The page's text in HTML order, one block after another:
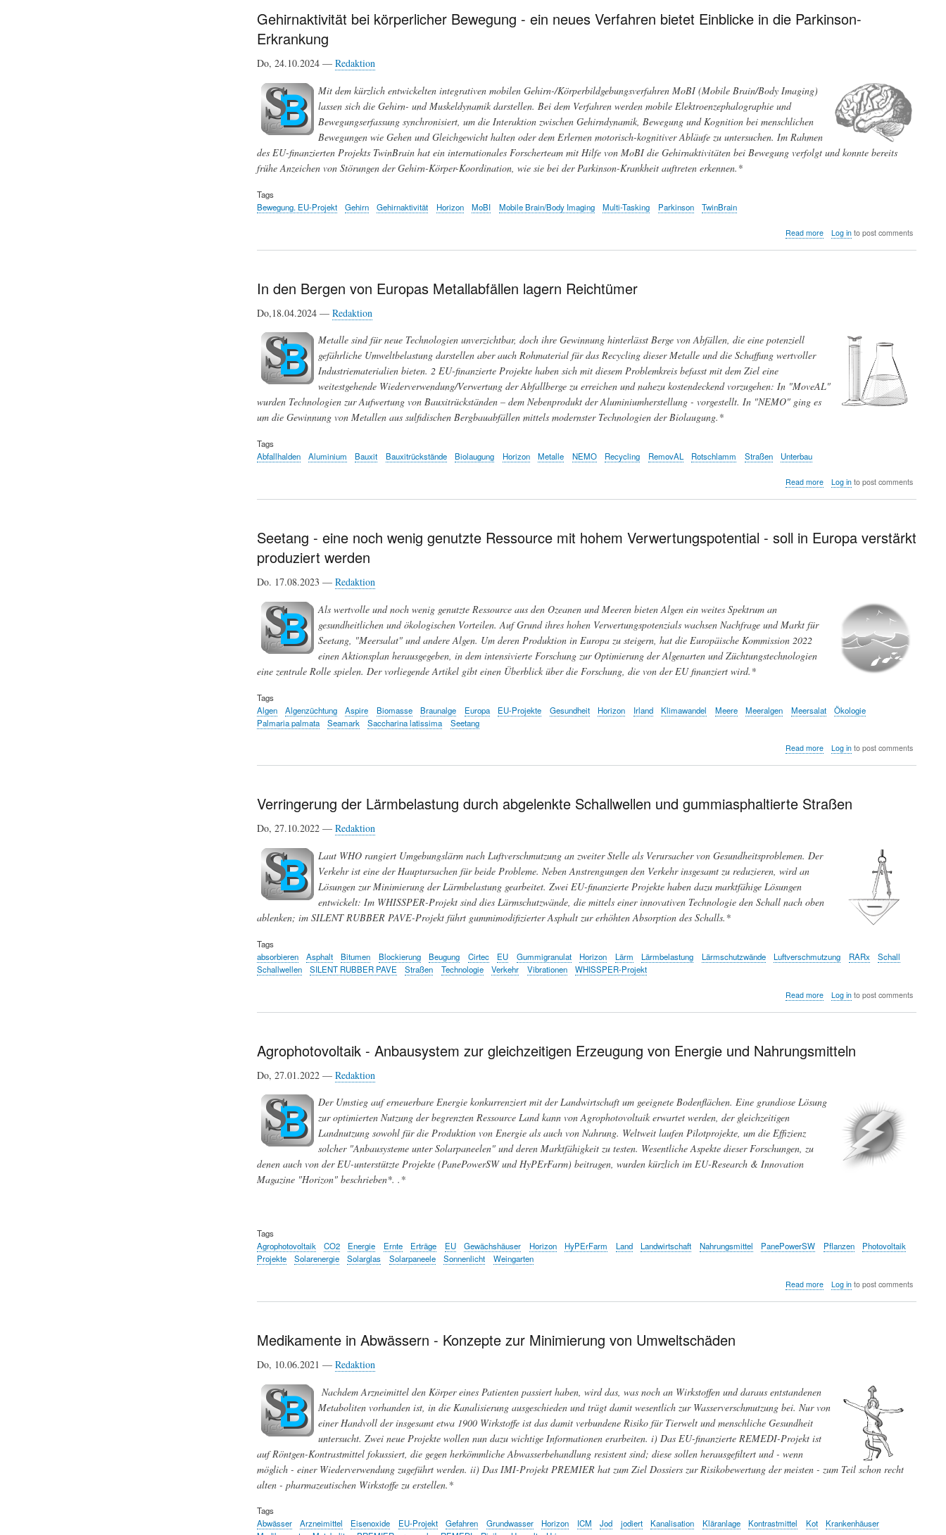
modernen
Gehirnaktivität bei körperlicher Bewegung - ein neues Verfahren bietet Einblicke in die Parkinson-
Erkrankung
Do, 24.10.2024 — Redaktion
Mit dem kürzlich entwickelten integrativen mobilen Gehirn-/Körperbildgebungsverfahren MoBI (Mobile Brain/Body Imaging)
lassen sich die Gehirn- und Muskeldynamik darstellen. Bei dem Verfahren werden mobile Elektroenzephalographie und
Bewegungserfassung synchronisiert, um die Interaktion zwischen Gehirndynamik, Bewegung und Kognition bei menschlichen
Bewegungen wie Gehen und Gleichgewicht halten oder dem Erlernen motorisch-kognitiver Abläufe zu untersuchen. Im Rahmen
des EU-finanzierten Projekts TwinBrain hat ein internationales Forscherteam mit Hilfe von MoBI die Gehirnaktivitäten bei Bewegung verfolgt und konnte bereits
frühe Anzeichen von Störungen der Gehirn-Körper-Koordination, wie sie bei der Parkinson-Krankheit auftreten erkennen.*
Tags
Bewegung. EU-Projekt
Gehirn Gehirnaktivität Horizon MoBI Mobile Brain/Body Imaging Multi-Tasking Parkinson TwinBrain
Read moreabout
Einblicke
Parkinson-
Erkrankung
Log into post comments
In den Bergen von Europas Metallabfällen lagern Reichtümer
Do,18.04.2024 — Redaktion
Metalle sind für neue Technologien unverzichtbar, doch ihre Gewinnung hinterlässt Berge von Abfällen, die eine potenziell
gefährliche Umweltbelastung darstellen aber auch Rohmaterial für das Recycling dieser Metalle und die Schaffung wertvoller
Industriematerialien bieten. 2 EU-finanzierte Projekte haben sich mit diesem Problemkreis befasst mit dem Ziel eine
weitestgehende Wiederverwendung/Verwertung der Abfallberge zu erreichen und nahezu kostendeckend vorzugehen: In "MoveAL"
wurden Technologien zur Aufwertung von Bauxitrückständen – dem Nebenprodukt der Aluminiumherstellung - vorgestellt. In "NEMO" ging es
um die Gewinnung von Metallen aus sulfidischen Bergbauabfällen mittels modernster Technologien der Biolaugung.*
Tags
Abfallhalden
Aluminium Bauxit Bauxitrückstände Biolaugung Horizon Metalle NEMO Recycling RemovAL Rotschlamm Straßen Unterbau
Read moreabout
Europas
Log into post comments
Seetang - eine noch wenig genutzte Ressource mit hohem Verwertungspotential - soll in Europa verstärkt
produziert werden
Do. 17.08.2023 — Redaktion
Als wertvolle und noch wenig genutzte Ressource aus den Ozeanen und Meeren bieten Algen ein weites Spektrum an
gesundheitlichen und ökologischen Vorteilen. Auf Grund ihres hohen Verwertungspotenzials wachsen Nachfrage und Markt für
Seetang, "Meersalat" und andere Algen. Um deren Produktion in Europa zu steigern, hat die Europäische Kommission 2022
einen Aktionsplan herausgegeben, in dem intensivierte Forschung zur Optimierung der Algenarten und Züchtungstechnologien
eine zentrale Rolle spielen. Der vorliegende Artikel gibt einen Überblick über die Forschung, die von der EU finanziert wird.*
Tags
Algen
Algenzüchtung Aspire Biomasse Braunalge Europa EU-Projekte Gesundheit Horizon Irland Klimawandel Meere Meeralgen Meersalat
Ökologie
Palmaria palmata
Seamark Saccharina latissima Seetang
Read moreabout
wenig
hohem
Verwertungspotential
in
Log into post comments
Verringerung der Lärmbelastung durch abgelenkte Schallwellen und gummiasphaltierte Straßen
Do, 27.10.2022 — Redaktion
Laut WHO rangiert Umgebungslärm nach Luftverschmutzung an zweiter Stelle als Verursacher von Gesundheitsproblemen. Der
Verkehr ist eine der Hauptursachen für beide Probleme. Neben Anstrengungen den Verkehr insgesamt zu reduzieren, wird an
Lösungen zur Minimierung der Lärmbelastung gearbeitet. Zwei EU-finanzierte Projekte haben dazu marktfähige Lösungen
entwickelt: Im WHISSPER-Projekt sind dies Lärmschutzwände, die mittels einer innovativen Technologie den Schall nach oben
ablenken; im SILENT RUBBER PAVE-Projekt führt gummimodifizierter Asphalt zur erhöhten Absorption des Schalls.*
Tags
absorbieren
Asphalt Bitumen Blockierung Beugung Cirtec EU Gummigranulat Horizon Lärm Lärmbelastung Lärmschutzwände Luftverschmutzung RARx
Schall
Schallwellen
SILENT RUBBER PAVE Straßen Technologie Verkehr Vibrationen WHISSPER-Projekt
Read moreabout
abgelenkte
Straßen
Log into post comments
Agrophotovoltaik - Anbausystem zur gleichzeitigen Erzeugung von Energie und Nahrungsmitteln
Do, 27.01.2022 — Redaktion
Der Umstieg auf erneuerbare Energie konkurrenziert mit der Landwirtschaft um geeignete Bodenflächen. Eine grandiose Lösung
zur optimierten Nutzung der begrenzten Ressource Land kann von Agrophotovoltaik erwartet werden, der gleichzeitigen
Landnutzung sowohl für die Produktion von Energie als auch von Nahrung. Weltweit laufen Pilotprojekte, um die Effizienz
solcher "Anbausysteme unter Solarpaneelen" und deren Marktfähigkeit zu testen. Wesentliche Aspekte dieser Forschungen, zu
denen auch von der EU-unterstützte Projekte (PanePowerSW und HyPErFarm) beitragen, wurden kürzlich im EU-Research & Innovation
Magazine "Horizon" beschrieben*. .*
Tags
Agrophotovoltaik
CO2 Energie Ernte Erträge EU Gewächshäuser Horizon HyPErFarm Land Landwirtschaft Nahrungsmittel PanePowerSW Pflanzen
Photovoltaik
Projekte
Solarenergie Solarglas Solarpaneele Sonnenlicht Weingarten
Read moreabout
Nahrungsmitteln
Log into post comments
Medikamente in Abwässern - Konzepte zur Minimierung von Umweltschäden
Do, 10.06.2021 — Redaktion
Nachdem Arzneimittel den Körper eines Patienten passiert haben, wird das, was noch an Wirkstoffen und daraus entstandenen
Metaboliten vorhanden ist, in die Kanalisierung ausgeschieden und trägt damit wesentlich zur Wasserverschmutzung bei. Nur von
einer Handvoll der insgesamt etwa 1900 Wirkstoffe ist das damit verbundene Risiko für Tierwelt und menschliche Gesundheit
untersucht. Zwei neue Projekte wollen nun dazu wichtige Informationen erarbeiten. i) Das EU-finanzierte REMEDI-Projekt ist
auf Röntgen-Kontrastmittel fokussiert, die gegen herkömmliche Abwasserbehandlung resistent sind; diese sollen herausgefiltert und - wenn
möglich - einer Wiederverwendung zugeführt werden. ii) Das IMI-Projekt PREMIER hat zum Ziel Dossiers zur Risikobewertung der meisten - zum Teil schon recht
alten - pharmazeutischen Wirkstoffe zu erstellen.*
Tags
Abwässer
Arzneimittel Eisenoxide EU-Projekt Gefahren Grundwasser Horizon ICM Jod jodiert Kanalisation Kläranlage Kontrastmittel Kot
Krankenhäuser